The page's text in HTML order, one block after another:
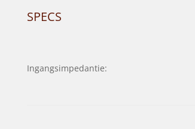
SPECS
Ingangsimpedantie: